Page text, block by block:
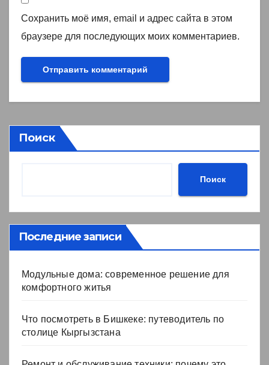
Сохранить моё имя, email и адрес сайта в этом
браузере для последующих моих комментариев.
Поиск
Поиск
Последние записи
Модульные дома: современное решение для
комфортного житья
Что посмотреть в Бишкеке: путеводитель по
столице Кыргызстана